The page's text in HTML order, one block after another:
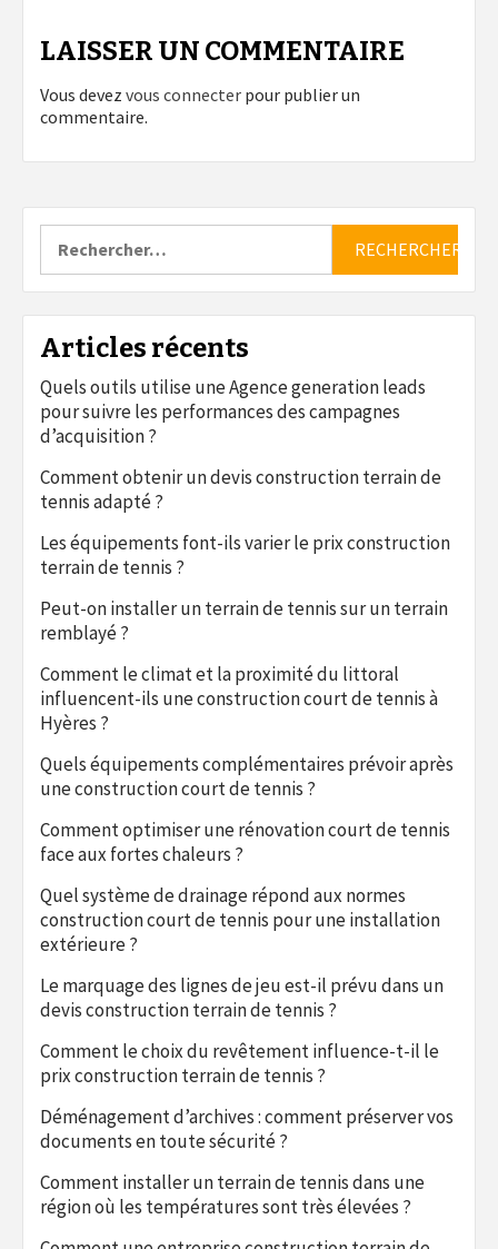
LAISSER UN COMMENTAIRE
Vous devez vous connecter pour publier un
commentaire.
Articles récents
Quels outils utilise une Agence generation leads
pour suivre les performances des campagnes
d’acquisition ?
Comment obtenir un devis construction terrain de
tennis adapté ?
Les équipements font-ils varier le prix construction
terrain de tennis ?
Peut-on installer un terrain de tennis sur un terrain
remblayé ?
Comment le climat et la proximité du littoral
influencent-ils une construction court de tennis à
Hyères ?
Quels équipements complémentaires prévoir après
une construction court de tennis ?
Comment optimiser une rénovation court de tennis
face aux fortes chaleurs ?
Quel système de drainage répond aux normes
construction court de tennis pour une installation
extérieure ?
Le marquage des lignes de jeu est-il prévu dans un
devis construction terrain de tennis ?
Comment le choix du revêtement influence-t-il le
prix construction terrain de tennis ?
Déménagement d’archives : comment préserver vos
documents en toute sécurité ?
Comment installer un terrain de tennis dans une
région où les températures sont très élevées ?